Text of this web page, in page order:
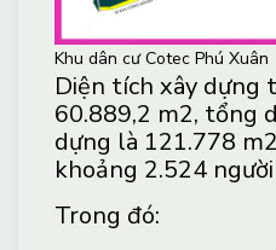
Khu dân cư Cotec Phú Xuân
Diện tích xây dựng
60.889,2 m2, tổng
dựng là 121.778
khoảng 2.524
Trong đó: